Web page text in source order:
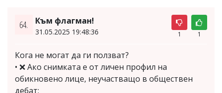
64. Към флагман!
31.05.2025 19:48:36 1 1
Кога не могат да ги ползват?
• ❌ Ако снимката е от личен профил на
обикновено лице, неучастващо в обществен
дебат;